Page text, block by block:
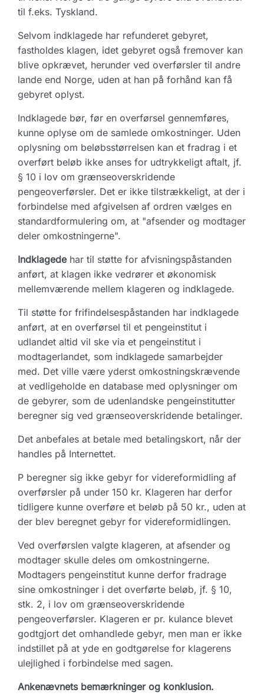
til f.eks. Tyskland.
Selvom indklagede har refunderet gebyret,
fastholdes klagen, idet gebyret også fremover kan
blive opkrævet, herunder ved overførsler til andre
lande end Norge, uden at han på forhånd kan få
gebyret oplyst.
Indklagede bør, før en overførsel gennemføres,
kunne oplyse om de samlede omkostninger. Uden
oplysning om beløbsstørrelsen kan et fradrag i et
overført beløb ikke anses for udtrykkeligt aftalt, jf.
§ 10 i lov om grænseoverskridende
pengeoverførsler. Det er ikke tilstrækkeligt, at der i
forbindelse med afgivelsen af ordren vælges en
standardformulering om, at "afsender og modtager
deler omkostningerne".
Indklagedehar til støtte for afvisningspåstanden
anført, at klagen ikke vedrører et økonomisk
mellemværende mellem klageren og indklagede.
Til støtte for frifindelsespåstanden har indklagede
anført, at en overførsel til et pengeinstitut i
udlandet altid vil ske via et pengeinstitut i
modtagerlandet, som indklagede samarbejder
med. Det ville være yderst omkostningskrævende
at vedligeholde en database med oplysninger om
de gebyrer, som de udenlandske pengeinstitutter
beregner sig ved grænseoverskridende betalinger.
Det anbefales at betale med betalingskort, når der
handles på Internettet.
P beregner sig ikke gebyr for videreformidling af
overførsler på under 150 kr. Klageren har derfor
tidligere kunne overføre et beløb på 50 kr., uden at
der blev beregnet gebyr for videreformidlingen.
Ved overførslen valgte klageren, at afsender og
modtager skulle deles om omkostningerne.
Modtagers pengeinstitut kunne derfor fradrage
sine omkostninger i det overførte beløb, jf. § 10,
stk. 2, i lov om grænseoverskridende
pengeoverførsler. Klageren er pr. kulance blevet
godtgjort det omhandlede gebyr, men man er ikke
indstillet på at yde en godtgørelse for klagerens
ulejlighed i forbindelse med sagen.
Ankenævnets bemærkninger og konklusion.